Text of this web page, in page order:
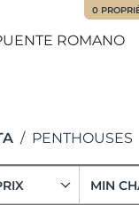
ROMANO
0
PENTHOUSES
MIN